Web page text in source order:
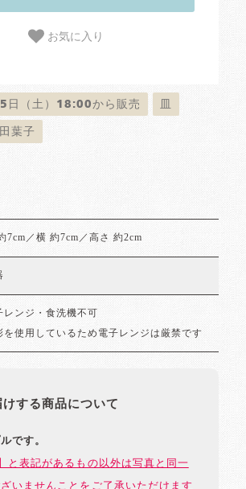
お気に入り
日（土）18:00から販売
葉子
7cm／横 約7cm／高さ 約2cm
レンジ・食洗機不可
を使用しているため電子レンジは厳禁です
する商品について
です。
と表記があるもの以外は写真と同一
いませんことをご了承いただけます